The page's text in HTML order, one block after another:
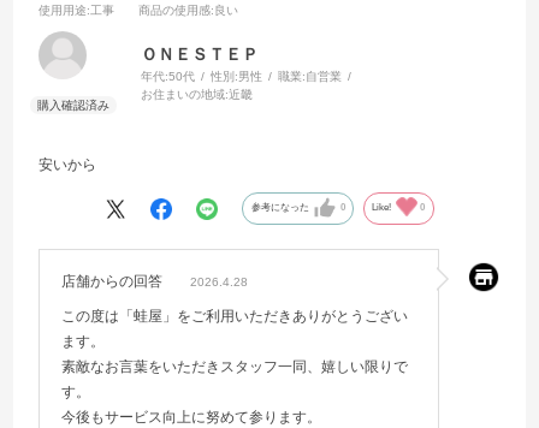
使用用途:工事 商品の使用感:良い
ＯＮＥＳＴＥＰ
年代:50代 性別:男性 職業:自営業
お住まいの地域:近畿
安いから
参考になった 0 Like! 0
店舗からの回答 2026.4.28
この度は「蛙屋」をご利用いただきありがとうござい
ます。
素敵なお言葉をいただきスタッフ一同、嬉しい限りで
す。
今後もサービス向上に努めて参ります。